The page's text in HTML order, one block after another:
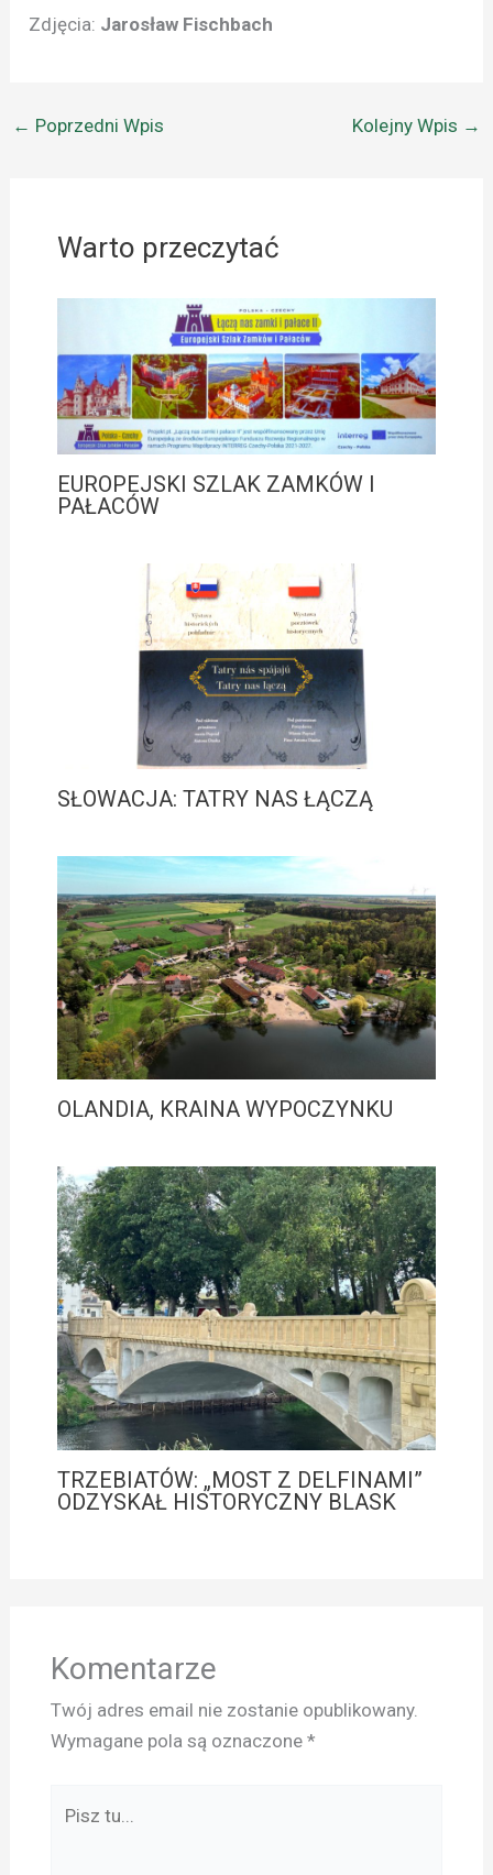
Zdjęcia: Jarosław Fischbach
← Poprzedni Wpis Kolejny Wpis →
Warto przeczytać
EUROPEJSKI SZLAK ZAMKÓW I
PAŁACÓW
SŁOWACJA: TATRY NAS ŁĄCZĄ
OLANDIA, KRAINA WYPOCZYNKU
TRZEBIATÓW: „MOST Z DELFINAMI”
ODZYSKAŁ HISTORYCZNY BLASK
Komentarze
Twój adres email nie zostanie opublikowany.
Wymagane pola są oznaczone *
tu...